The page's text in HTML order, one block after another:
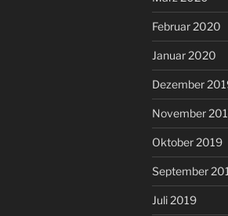
Februar 2020
Januar 2020
Dezember
November
Oktober 2019
September
Juli 2019